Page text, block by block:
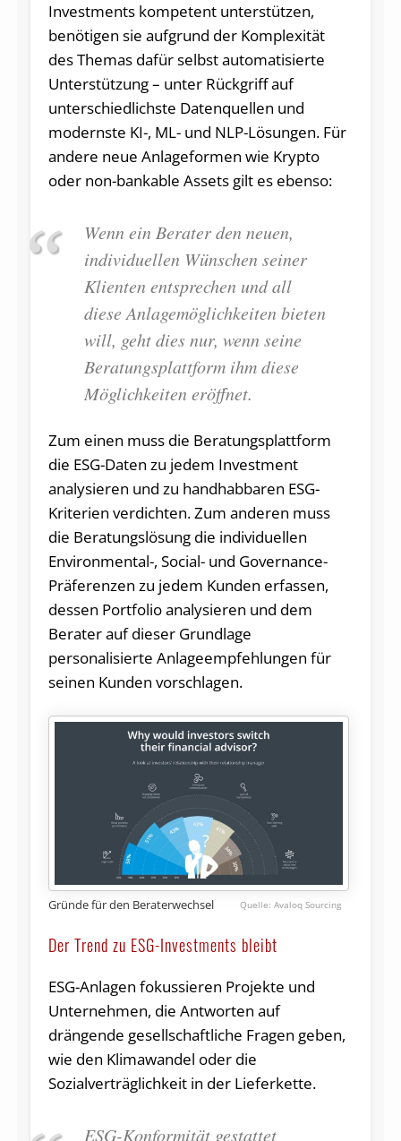
Investments kompetent unterstützen,
benötigen sie aufgrund der Komplexität
des Themas dafür selbst automatisierte
Unterstützung – unter Rückgriff auf
unterschiedlichste Datenquellen und
modernste KI-, ML- und NLP-Lösungen. Für
andere neue Anlageformen wie Krypto
oder non-bankable Assets gilt es ebenso:
Wenn ein Berater den neuen,
individuellen Wünschen seiner
Klienten entsprechen und all
diese Anlagemöglichkeiten bieten
will, geht dies nur, wenn seine
Beratungsplattform ihm diese
Möglichkeiten eröffnet.
Zum einen muss die Beratungsplattform
die ESG-Daten zu jedem Investment
analysieren und zu handhabbaren ESG-
Kriterien verdichten. Zum anderen muss
die Beratungslösung die individuellen
Environmental-, Social- und Governance-
Präferenzen zu jedem Kunden erfassen,
dessen Portfolio analysieren und dem
Berater auf dieser Grundlage
personalisierte Anlageempfehlungen für
seinen Kunden vorschlagen.
Gründe für den Beraterwechsel Avaloq Sourcing
Der Trend zu ESG-Investments bleibt
ESG-Anlagen fokussieren Projekte und
Unternehmen, die Antworten auf
drängende gesellschaftliche Fragen geben,
wie den Klimawandel oder die
Sozialverträglichkeit in der Lieferkette.
ESG-Konformität gestattet